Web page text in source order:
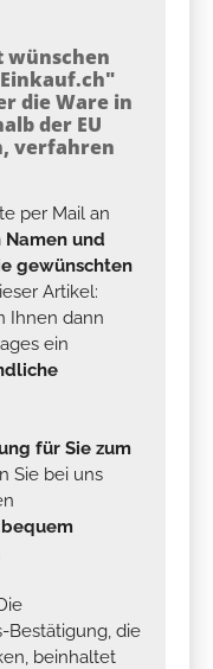
wünschen
die Ware in
der EU
verfahren
per Mail an
Namen und
gewünschten
Artikel:
Ihnen dann
ein
für Sie zum
Sie bei uns
bequem
Bestätigung, die
beinhaltet